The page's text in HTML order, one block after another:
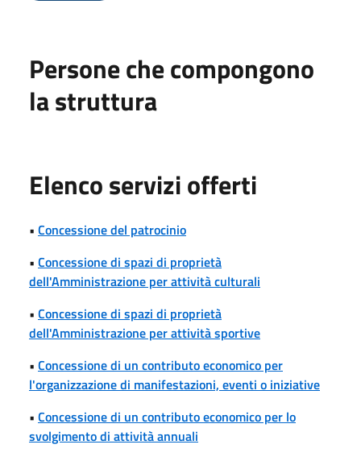
Persone che compongono
la struttura
Elenco servizi offerti
• Concessione del patrocinio
• Concessione di spazi di proprietà
dell'Amministrazione per attività culturali
• Concessione di spazi di proprietà
dell'Amministrazione per attività sportive
• Concessione di un contributo economico per
l'organizzazione di manifestazioni, eventi o iniziative
• Concessione di un contributo economico per lo
svolgimento di attività annuali